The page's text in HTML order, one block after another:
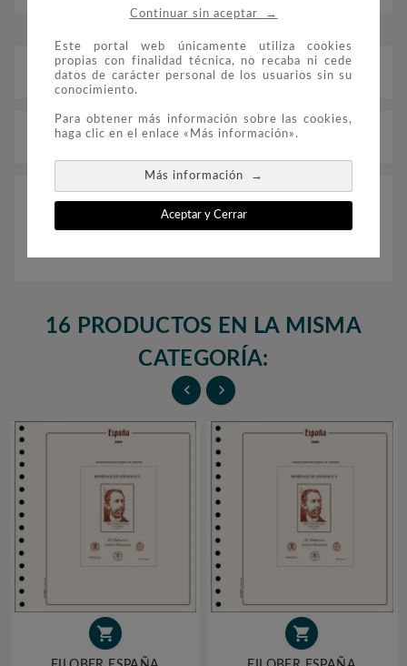
Continuar sin aceptar →
Este portal web únicamente utiliza cookies
propias con finalidad técnica, no recaba ni cede
datos de carácter personal de los usuarios sin su
conocimiento.
Para obtener más información sobre las cookies,
haga clic en el enlace «Más información».
Más información →
Aceptar y Cerrar
Descripción
Detalles del producto
FILOBER ESPAÑA Homenaje Filatélico 2020
montado con estuches.
16 PRODUCTOS EN LA MISMA
CATEGORÍA:
 
 